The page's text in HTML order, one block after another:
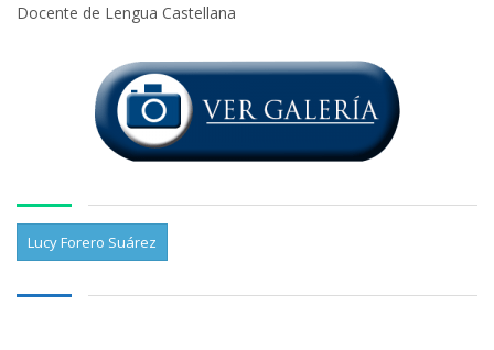
Docente de Lengua Castellana
Lucy Forero Suárez